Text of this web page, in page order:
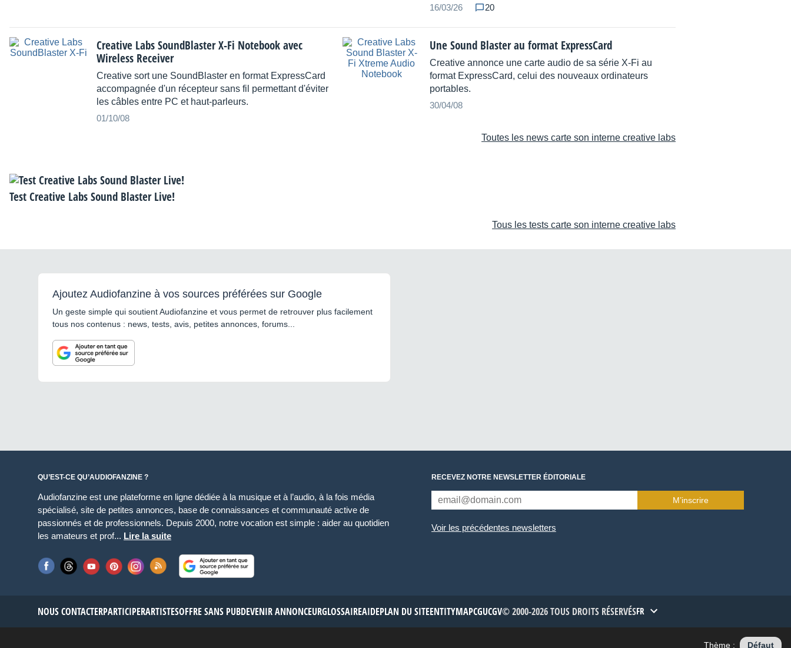
16/03/26
20
Creative Labs SoundBlaster X-Fi Notebook avec
Wireless Receiver
Creative sort une SoundBlaster en format ExpressCard
accompagnée d'un récepteur sans fil permettant d'éviter
les câbles entre PC et haut-parleurs.
01/10/08
Une Sound Blaster au format ExpressCard
Creative annonce une carte audio de sa série X-Fi au
format ExpressCard, celui des nouveaux ordinateurs
portables.
30/04/08
Toutes les news carte son interne creative labs
Test Creative Labs Sound Blaster Live!
Tous les tests carte son interne creative labs
Ajoutez Audiofanzine à vos sources préférées sur Google
Un geste simple qui soutient Audiofanzine et vous permet de retrouver plus facilement
tous nos contenus : news, tests, avis, petites annonces, forums...
QU’EST-CE QU’AUDIOFANZINE ?
Audiofanzine est une plateforme en ligne dédiée à la musique et à l’audio, à la fois média
spécialisé, site de petites annonces, base de connaissances et communauté active de
passionnés et de professionnels. Depuis 2000, notre vocation est simple : aider au quotidien
les amateurs et prof... Lire la suite
RECEVEZ NOTRE NEWSLETTER ÉDITORIALE
M’inscrire
Voir les précédentes newsletters
NOUS CONTACTERPARTICIPERARTISTESOFFRE SANS PUBDEVENIR ANNONCEURGLOSSAIREAIDEPLAN DU SITEENTITYMAPCGUCGV© 2000-2026 TOUS DROITS RÉSERVÉSFR
Thème : Défaut